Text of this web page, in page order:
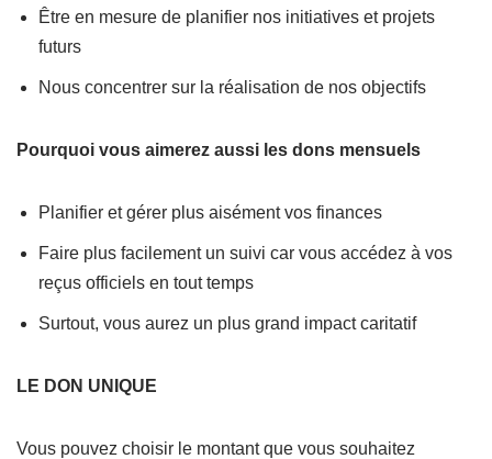
Être en mesure de planifier nos initiatives et projets
futurs
Nous concentrer sur la réalisation de nos objectifs
Pourquoi vous aimerez aussi les dons mensuels
Planifier et gérer plus aisément vos finances
Faire plus facilement un suivi car vous accédez à vos
reçus officiels en tout temps
Surtout, vous aurez un plus grand impact caritatif
LE DON UNIQUE
Vous pouvez choisir le montant que vous souhaitez